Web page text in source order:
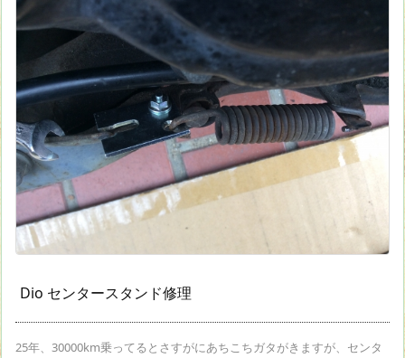
Dio センタースタンド修理
25年、30000km乗ってるとさすがにあちこちガタがきますが、センタ